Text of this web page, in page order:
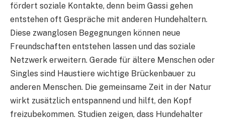
fördert soziale Kontakte, denn beim Gassi gehen
entstehen oft Gespräche mit anderen Hundehaltern.
Diese zwanglosen Begegnungen können neue
Freundschaften entstehen lassen und das soziale
Netzwerk erweitern. Gerade für ältere Menschen oder
Singles sind Haustiere wichtige Brückenbauer zu
anderen Menschen. Die gemeinsame Zeit in der Natur
wirkt zusätzlich entspannend und hilft, den Kopf
freizubekommen. Studien zeigen, dass Hundehalter